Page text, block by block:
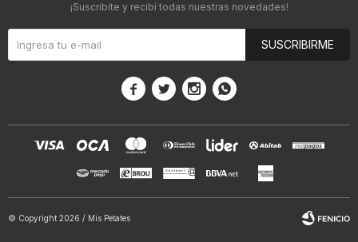
¡Suscribite y recibí todas nuestras novedades!
SUSCRIBIRME
   
© Copyright 2026 / Mis Petates